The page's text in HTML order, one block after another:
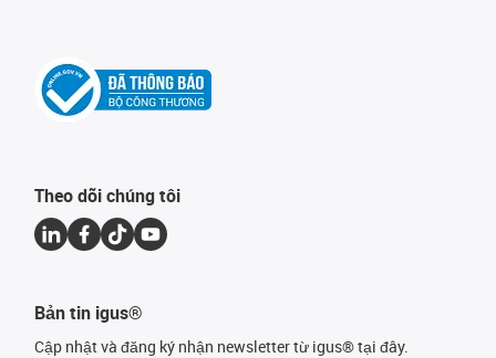
Theo dõi chúng tôi
Bản tin igus®
Cập nhật và đăng ký nhận newsletter từ igus® tại đây.